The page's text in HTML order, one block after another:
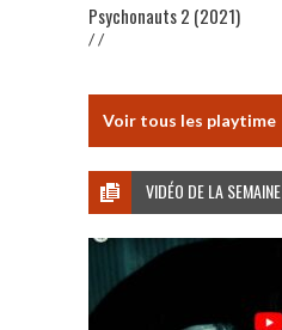
Psychonauts 2 (2021)
/ /
Voir tous les playtime
VIDÉO DE LA SEMAINE